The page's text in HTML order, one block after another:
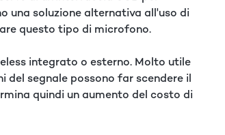
una soluzione alternativa all'uso di
questo tipo di microfono.
integrato o esterno. Molto utile
del segnale possono far scendere il
quindi un aumento del costo di